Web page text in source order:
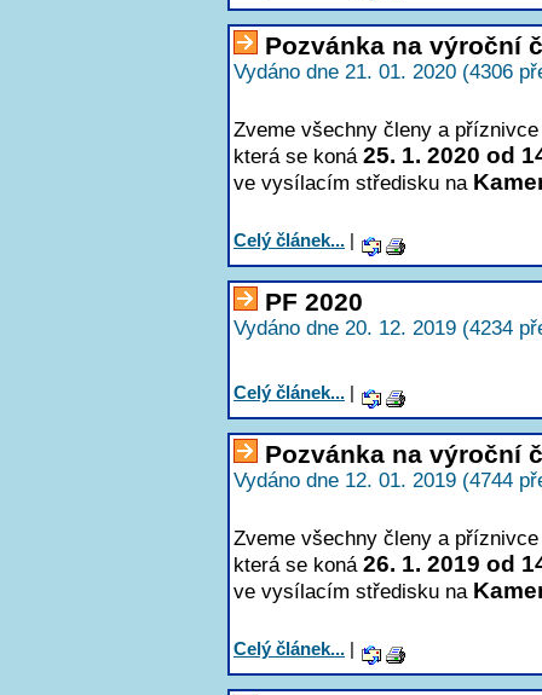
Pozvánka na výroční
Vydáno dne 21. 01. 2020 (4306
Zveme všechny členy a
která se koná 25. 1. 2020 od
ve vysílacím středisku na
Celý článek... |
PF 2020
Vydáno dne 20. 12. 2019 (4234
Celý článek... |
Pozvánka na výroční
Vydáno dne 12. 01. 2019 (4744
Zveme všechny členy a
která se koná 26. 1. 2019 od
ve vysílacím středisku na
Celý článek... |